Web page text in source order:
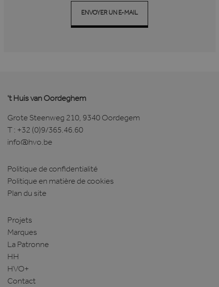
ENVOYER UN E-MAIL
't Huis van Oordeghem
Grote Steenweg 210, 9340 Oordegem
T : +32 (0)9/365.46.60
info@hvo.be
Politique de confidentialité
Politique en matière de cookies
Plan du site
Projets
Marques
La Patronne
HH
HVO+
Contact